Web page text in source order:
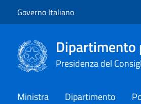
Governo Italiano
Dipartimento
Presidenza del
Ministra Dipartimento